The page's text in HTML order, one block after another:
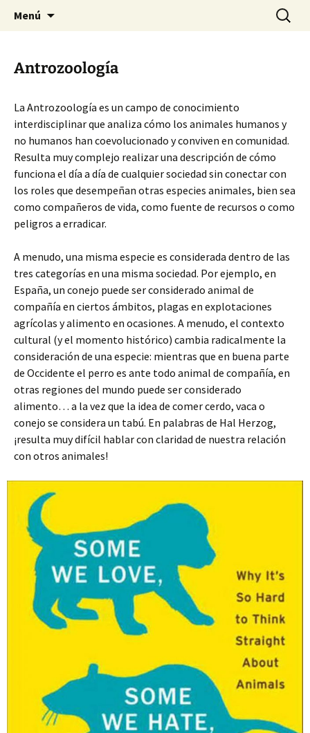
HABIER – Vínculo humano-
animal: Intervenciones,
Formación e Investigación
HABIER – Human-animal bond in
interventions, education & research
Menú Buscar:
Antrozoología
La Antrozoología es un campo de conocimiento
interdisciplinar que analiza cómo los animales humanos y
no humanos han coevolucionado y conviven en comunidad.
Resulta muy complejo realizar una descripción de cómo
funciona el día a día de cualquier sociedad sin conectar con
los roles que desempeñan otras especies animales, bien sea
como compañeros de vida, como fuente de recursos o como
peligros a erradicar.
A menudo, una misma especie es considerada dentro de las
tres categorías en una misma sociedad. Por ejemplo, en
España, un conejo puede ser considerado animal de
compañía en ciertos ámbitos, plagas en explotaciones
agrícolas y alimento en ocasiones. A menudo, el contexto
cultural (y el momento histórico) cambia radicalmente la
consideración de una especie: mientras que en buena parte
de Occidente el perro es ante todo animal de compañía, en
otras regiones del mundo puede ser considerado
alimento… a la vez que la idea de comer cerdo, vaca o
conejo se considera un tabú. En palabras de Hal Herzog,
¡resulta muy difícil hablar con claridad de nuestra relación
con otros animales!